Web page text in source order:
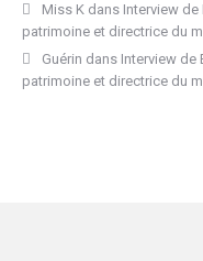
Miss K dans Interview
patrimoine et directrice du
Guérin dans Interview de
patrimoine et directrice du